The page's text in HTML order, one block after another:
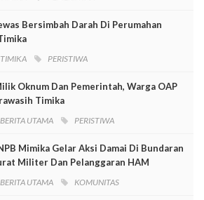
Bersimbah Darah Di Perumahan
TIMIKA PERISTIWA
Oknum Dan Pemerintah, Warga OAP
Timika
BERITA UTAMA PERISTIWA
Mimika Gelar Aksi Damai Di Bundaran
Militer Dan Pelanggaran HAM
BERITA UTAMA KOMUNITAS